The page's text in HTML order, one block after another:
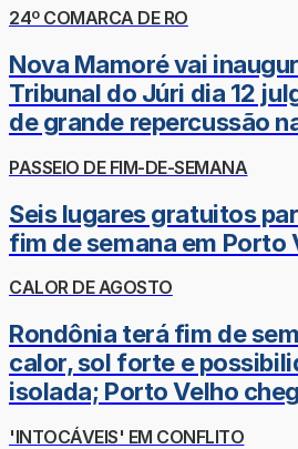
24º COMARCA DE RO
Nova Mamoré vai
Tribunal do Júri dia 12
de grande repercussão
PASSEIO DE FIM-DE-SEMANA
Seis lugares gratuitos
fim de semana em Porto
CALOR DE AGOSTO
Rondônia terá fim de
calor, sol forte e
isolada; Porto Velho
'INTOCÁVEIS' EM CONFLITO